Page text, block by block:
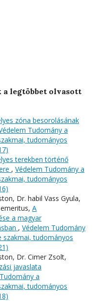
a legtöbbet olvasott
zóna besorolásának
Tudomány a
tudományos
terekben történő
, Védelem Tudomány a
tudományos
Dr. habil Vass Gyula,
A
a magyar
, Védelem Tudomány
szakmai, tudományos
Dr. Cimer Zsolt,
javaslata
a
tudományos